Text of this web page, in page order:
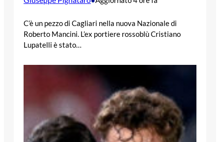
C’è un pezzo di Cagliari nella nuova Nazionale di
Roberto Mancini. L’ex portiere rossoblù Cristiano
Lupatelli è stato…